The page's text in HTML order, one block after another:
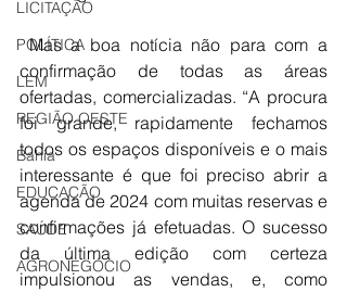
LICITAÇÃO
POLÍTICA
LEM
REGIÃO OESTE
Bahia
EDUCAÇÃO
SAÚDE
AGRONEGÓCIO
Mas a boa notícia não para com a
confirmação de todas as áreas
ofertadas, comercializadas. “A procura
foi grande, rapidamente fechamos
todos os espaços disponíveis e o mais
interessante é que foi preciso abrir a
agenda de 2024 com muitas reservas e
confirmações já efetuadas. O sucesso
da última edição com certeza
impulsionou as vendas, e, como